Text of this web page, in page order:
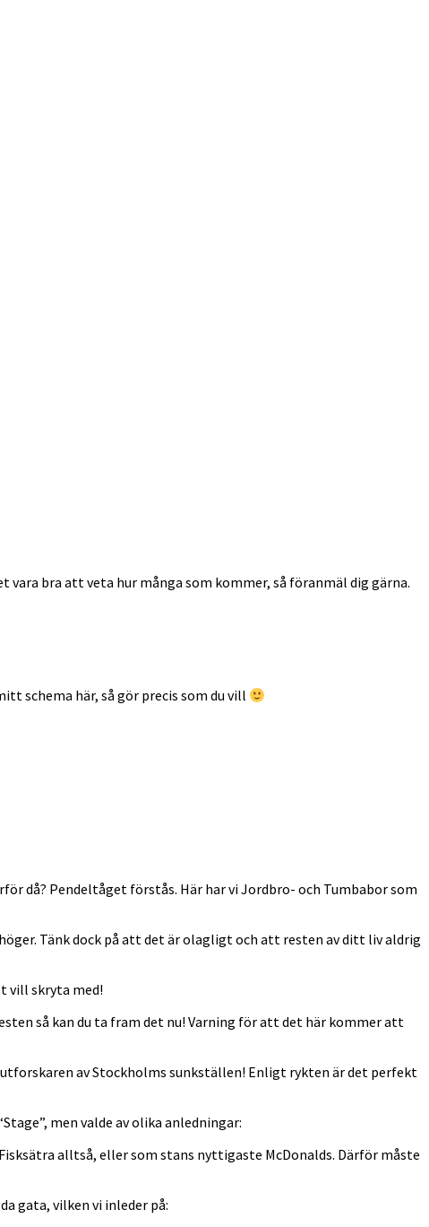
vara bra att veta hur många som kommer, så föranmäl dig gärna.
schema här, så gör precis som du vill
då? Pendeltåget förstås. Här har vi Jordbro- och Tumbabor som
Tänk dock på att det är olagligt och att resten av ditt liv aldrig
vill skryta med!
så kan du ta fram det nu! Varning för att det här kommer att
av Stockholms sunkställen! Enligt rykten är det perfekt
men valde av olika anledningar:
alltså, eller som stans nyttigaste McDonalds. Därför måste
gata, vilken vi inleder på: